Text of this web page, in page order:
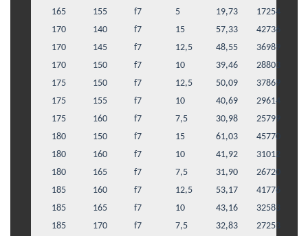
165
155 f7 5 19,73
17254
170
140 f7 15 57,33
42736
170
145 f7 12,5 48,55
36989
170
150 f7 10 39,46
28803
175
150 f7 12,5 50,09
37869
175
155 f7 10 40,69
29614
175
160 f7 7,5 30,98
25799
180
150 f7 15 61,03
45770
180
160 f7 10 41,92
31012
180
165 f7 7,5 31,90
26720
185
160 f7 12,5 53,17
41776
185
165 f7 10 43,16
32583
185
170 f7 7,5 32,83
27253